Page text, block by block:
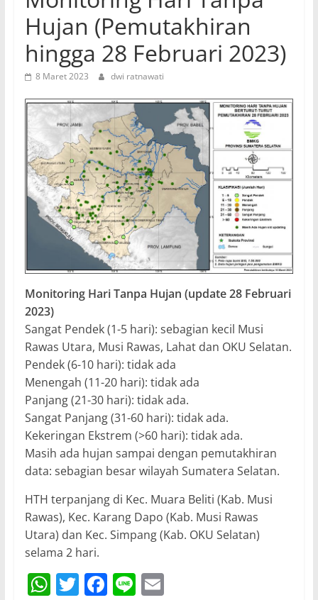
Sumatera
Selatan
Hujan (Pemutakhiran
hingga 28 Februari 2023)
8 Maret 2023 dwi ratnawati
Monitoring Hari Tanpa Hujan (update 28 Februari
2023)
Sangat Pendek (1-5 hari): sebagian kecil Musi
Rawas Utara, Musi Rawas, Lahat dan OKU Selatan.
Pendek (6-10 hari): tidak ada
Menengah (11-20 hari): tidak ada
Panjang (21-30 hari): tidak ada.
Sangat Panjang (31-60 hari): tidak ada.
Kekeringan Ekstrem (>60 hari): tidak ada.
Masih ada hujan sampai dengan pemutakhiran
data: sebagian besar wilayah Sumatera Selatan.
HTH terpanjang di Kec. Muara Beliti (Kab. Musi
Rawas), Kec. Karang Dapo (Kab. Musi Rawas
Utara) dan Kec. Simpang (Kab. OKU Selatan)
selama 2 hari.
W T F Li E